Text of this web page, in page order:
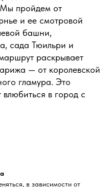
Мы пройдем от
и ее смотровой
башни,
сада Тюильри и
раскрывает
— от королевской
гламура. Это
влюбиться в город с
в зависимости от